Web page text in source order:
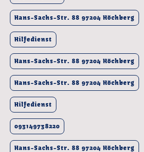
Hans-Sachs-Str. 88 97204 Höchberg
Hilfedienst
Hans-Sachs-Str. 88 97204 Höchberg
Hans-Sachs-Str. 88 97204 Höchberg
Hilfedienst
093149738220
Hans-Sachs-Str. 88 97204 Höchberg